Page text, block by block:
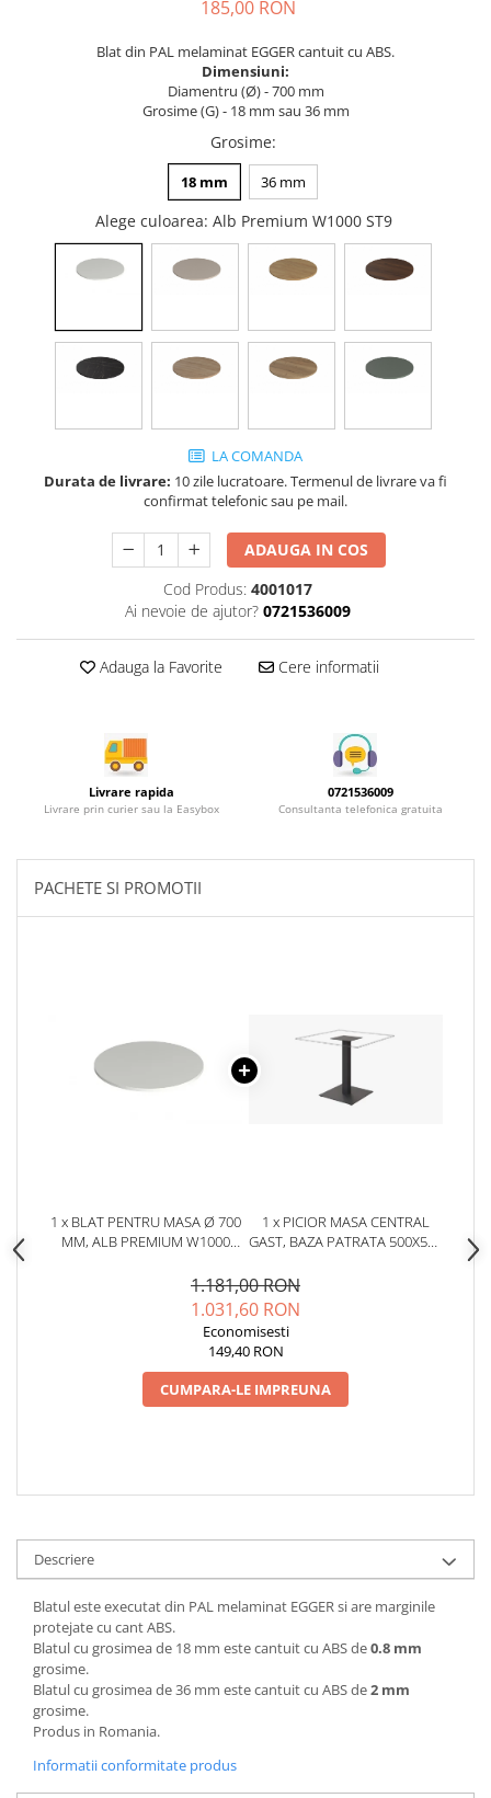
Sisteme pentru usi pliante
Accesorii dressing
Console si suporti polita
Accesorii pentru compartimentare
Organizatoare sertare
Suruburi, coltare, elemente de
imbinare
Picioare si rotile mobilier
Rotile mobilier
Scule si unelte
Cosuri Jolly si coloane
185,00 RON
Blat din PAL melaminat EGGER cantuit cu ABS.
Dimensiuni:
Diamentru (Ø) - 700 mm
Grosime (G) - 18 mm sau 36 mm
Grosime:
18 mm 36 mm
Alege culoarea: Alb Premium W1000 ST9
LA COMANDA
Durata de livrare: 10 zile lucratoare. Termenul de livrare va fi
confirmat telefonic sau pe mail.
ADAUGA IN COS
Cod Produs: 4001017
Ai nevoie de ajutor? 0721536009
Adauga la Favorite Cere informatii
Livrare rapida
Livrare prin curier sau la Easybox
0721536009
Consultanta telefonica gratuita
PACHETE SI PROMOTII
1 x BLAT PENTRU MASA Ø 700
MM, ALB PREMIUM W1000
1 x PICIOR MASA CENTRAL
GAST, BAZA PATRATA 500X500
1.181,00 RON
1.031,60 RON
Economisesti
149,40 RON
CUMPARA-LE IMPREUNA
Descriere
Blatul este executat din PAL melaminat EGGER si are marginile
protejate cu cant ABS.
Blatul cu grosimea de 18 mm este cantuit cu ABS de0.8 mm
grosime.
Blatul cu grosimea de 36 mm este cantuit cu ABS de2 mm
grosime.
Produs in Romania.
Informatii conformitate produs